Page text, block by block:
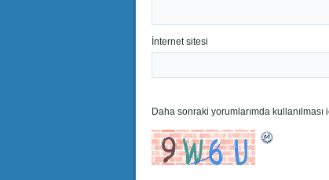
İnternet sitesi
Daha sonraki yorumlarımda